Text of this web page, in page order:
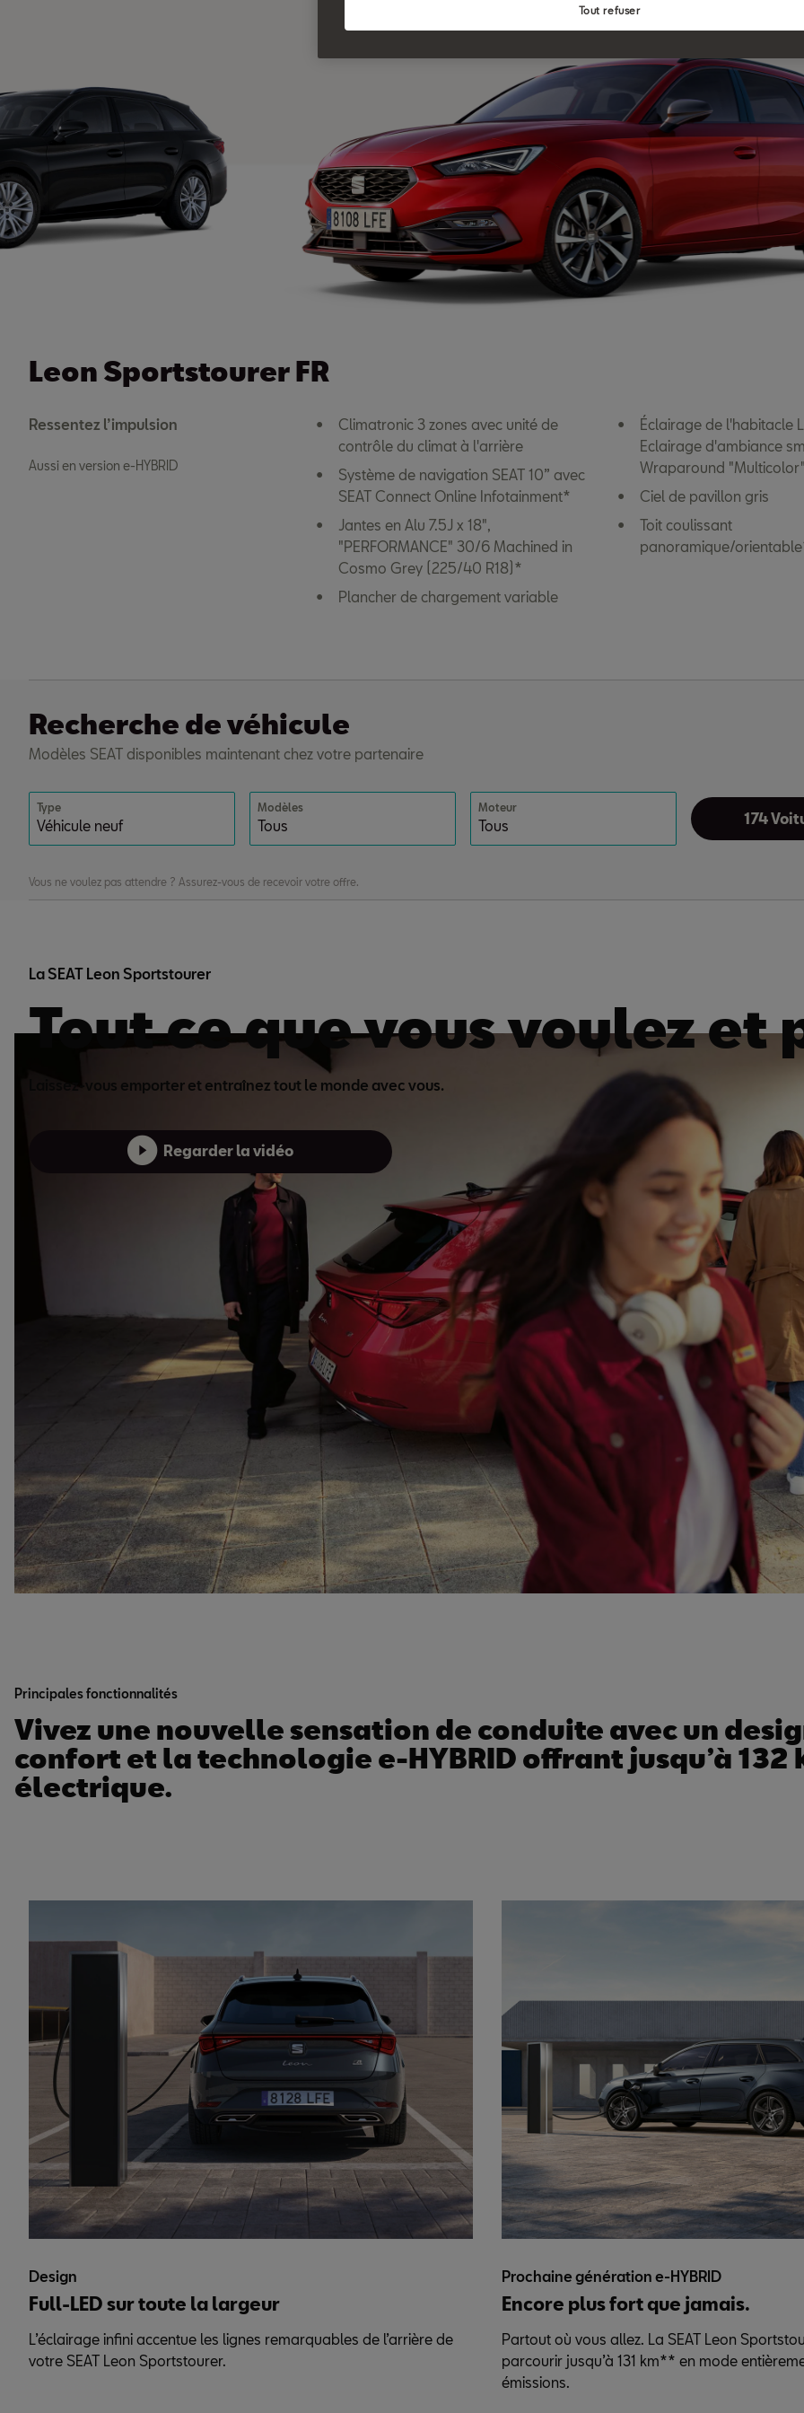
Leon Sportstourer FR
Ressentez l’impulsion
Aussi en version e-HYBRID
Climatronic 3 zones avec unité de
contrôle du climat à l'arrière
Système de navigation SEAT 10” avec
SEAT Connect Online Infotainment*
Jantes en Alu 7.5J x 18",
"PERFORMANCE" 30/6 Machined in
Cosmo Grey (225/40 R18)*
Plancher de chargement variable
Éclairage de l'habitacle
Eclairage d'ambiance
Wraparound
Ciel de pavillon gris
Toit coulissant
panoramique/
Recherche de véhicule
Modèles SEAT disponibles maintenant chez votre partenaire
Type Modèles Moteur
174
Vous ne voulez pas attendre ? Assurez-vous de recevoir votre offre.
La SEAT Leon Sportstourer
Tout ce que vous voulez et
Laissez-vous emporter et entraînez tout le monde avec vous.
Regarder la vidéo
Principales fonctionnalités
Vivez une nouvelle sensation de conduite avec un
confort et la technologie e-HYBRID offrant jusqu’à
électrique.
Design
Full-LED sur toute la largeur
L’éclairage infini accentue les lignes remarquables de l’arrière de
votre SEAT Leon Sportstourer.
Prochaine génération e-HYBRID
Encore plus fort que jamais.
Partout où vous allez. La SEAT Leon
parcourir jusqu’à 131 km** en mode
émissions.
Tout refuser